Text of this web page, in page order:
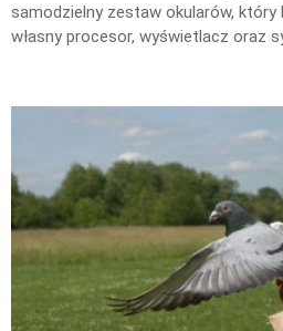
samodzielny zestaw okularów, który
własny procesor, wyświetlacz oraz